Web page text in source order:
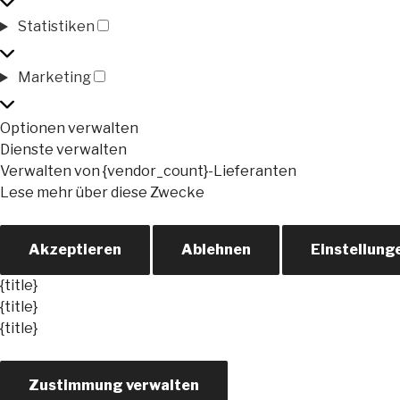
Statistiken
Statistiken
Marketing
Marketing
Optionen verwalten
Dienste verwalten
Verwalten von {vendor_count}-Lieferanten
Lese mehr über diese Zwecke
Akzeptieren Ablehnen
{title}
{title}
{title}
Zustimmung verwalten